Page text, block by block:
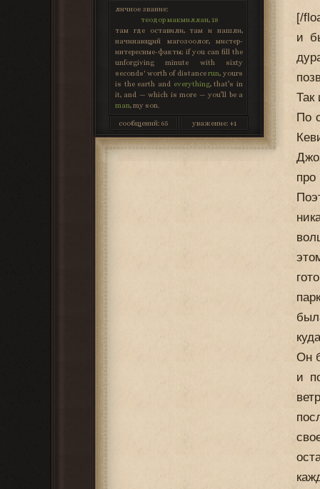
личное звание:
теодор макмиллан, 18
там где оставили, там и нашли,
начинающий магозоолог, мистер-
интересные-факты; if you can fill the
unforgiving minute with sixty
seconds' worth of distancerun, yours
is the earth and everything, that’s in
it, and — which is more — you’ll be a
man, my son.
сообщений:65 уважение: +1
[/
и
Так
По
про
Он
и